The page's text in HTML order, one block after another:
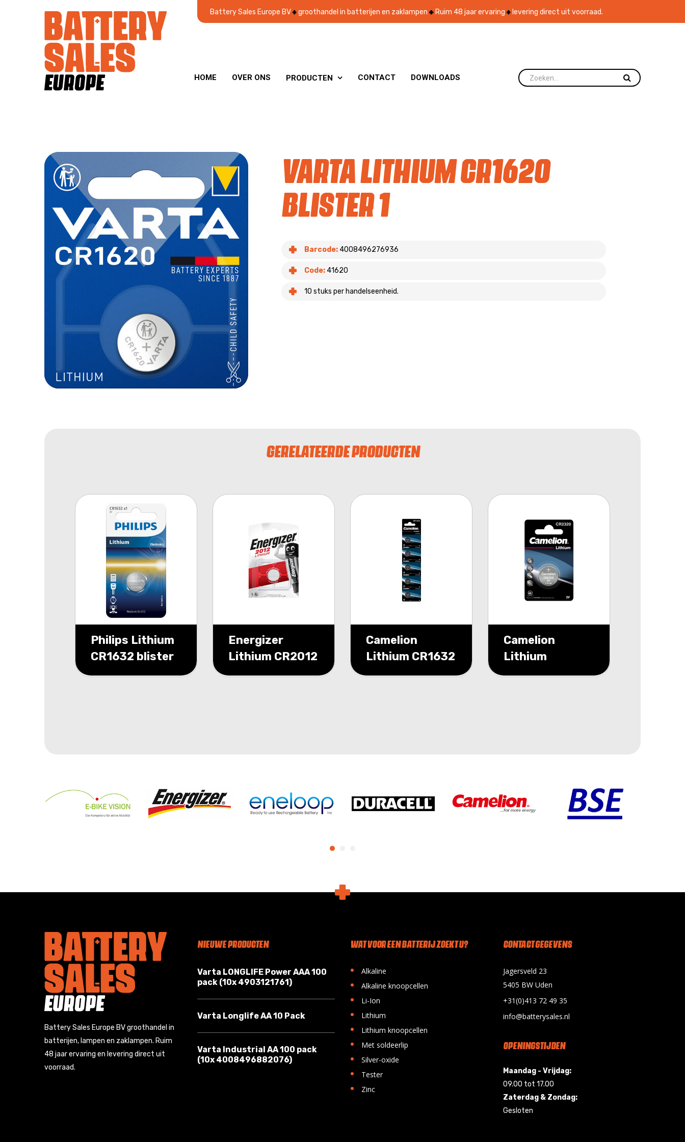
Battery Sales Europe BV groothandel in batterijen en zaklampen Ruim 48 jaar ervaring levering direct uit voorraad.
HOME OVER ONS PRODUCTEN  CONTACT DOWNLOADS
Varta Lithium CR1620
blister 1
Barcode:4008496276936
Code:41620
10 stuks per handelseenheid.
GERELATEERDE PRODUCTEN
Philips Lithium
CR1632 blister
1
Energizer
Lithium CR2012
3v blister 1
Camelion
Lithium CR1632
3V blister 5
Camelion
Lithium
CR2320 3V
Battery Sales Europe BV groothandel in
batterijen, lampen en zaklampen. Ruim
48 jaar ervaring en levering direct uit
voorraad.
NIEUWE PRODUCTEN
Varta LONGLIFE Power AAA 100
pack (10x 4903121761)
Varta Longlife AA 10 Pack
Varta Industrial AA 100 pack
(10x 4008496882076)
WAT VOOR EEN BATTERIJ ZOEKT U?
• Alkaline
• Alkaline knoopcellen
• Li-Ion
• Lithium
• Lithium knoopcellen
• Met soldeerlip
• Silver-oxide
• Tester
• Zinc
CONTACT GEGEVENS
Jagersveld 23
5405 BW Uden
+31(0)413 72 49 35
info@batterysales.nl
OPENINGSTIJDEN
Maandag - Vrijdag:
09.00 tot 17.00
Zaterdag & Zondag:
Gesloten